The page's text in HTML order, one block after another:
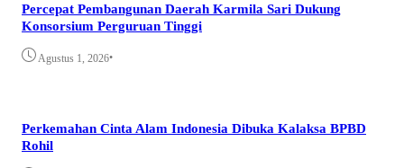
Percepat Pembangunan Daerah Karmila Sari Dukung
Konsorsium Perguruan Tinggi
Agustus 1, 2026•
Perkemahan Cinta Alam Indonesia Dibuka Kalaksa BPBD
Rohil